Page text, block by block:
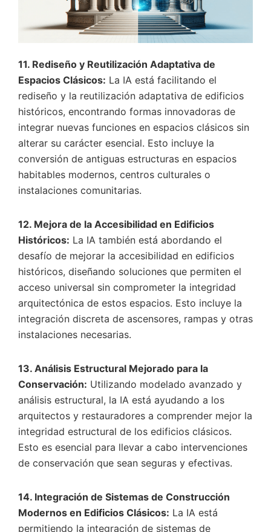
11. Rediseño y Reutilización Adaptativa de
Espacios Clásicos: La IA está facilitando el
rediseño y la reutilización adaptativa de edificios
históricos, encontrando formas innovadoras de
integrar nuevas funciones en espacios clásicos sin
alterar su carácter esencial. Esto incluye la
conversión de antiguas estructuras en espacios
habitables modernos, centros culturales o
instalaciones comunitarias.
12. Mejora de la Accesibilidad en Edificios
Históricos: La IA también está abordando el
desafío de mejorar la accesibilidad en edificios
históricos, diseñando soluciones que permiten el
acceso universal sin comprometer la integridad
arquitectónica de estos espacios. Esto incluye la
integración discreta de ascensores, rampas y otras
instalaciones necesarias.
13. Análisis Estructural Mejorado para la
Conservación: Utilizando modelado avanzado y
análisis estructural, la IA está ayudando a los
arquitectos y restauradores a comprender mejor la
integridad estructural de los edificios clásicos.
Esto es esencial para llevar a cabo intervenciones
de conservación que sean seguras y efectivas.
14. Integración de Sistemas de Construcción
Modernos en Edificios Clásicos: La IA está
permitiendo la integración de sistemas de